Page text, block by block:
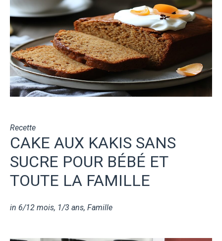
Recette
CAKE AUX KAKIS SANS
SUCRE POUR BÉBÉ ET
TOUTE LA FAMILLE
in 6/12 mois, 1/3 ans, Famille